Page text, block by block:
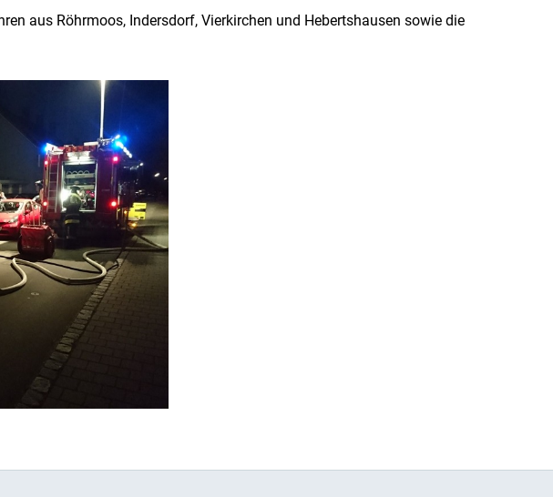
aus Röhrmoos, Indersdorf, Vierkirchen und Hebertshausen sowie die